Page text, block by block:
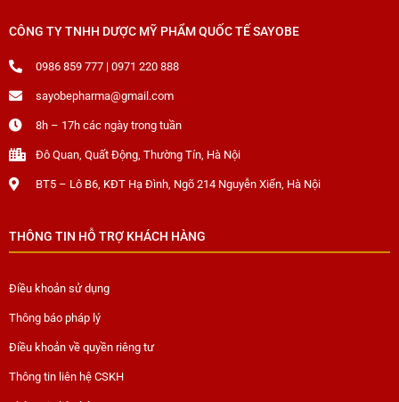
CÔNG TY TNHH DƯỢC MỸ PHẨM QUỐC TẾ SAYOBE
0986 859 777 | 0971 220 888
sayobepharma@gmail.com
8h – 17h các ngày trong tuần
Đô Quan, Quất Động, Thường Tín, Hà Nội
BT5 – Lô B6, KĐT Hạ Đình, Ngõ 214 Nguyễn Xiển, Hà Nội
THÔNG TIN HỖ TRỢ KHÁCH HÀNG
Điều khoản sử dụng
Thông báo pháp lý
Điều khoản về quyền riêng tư
Thông tin liên hệ CSKH